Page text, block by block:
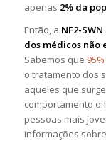
apenas 2% da
Então, a NF2-SWN
dos médicos não
Sabemos que
o tratamento dos
aqueles que
comportamento
pessoas mais
informações